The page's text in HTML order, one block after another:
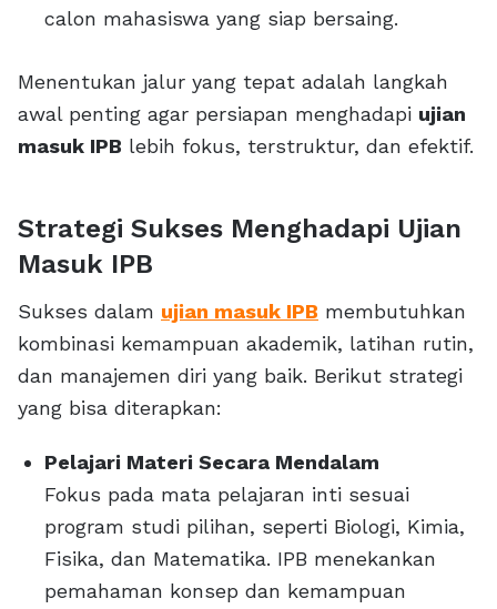
calon mahasiswa yang siap bersaing.
Menentukan jalur yang tepat adalah langkah
awal penting agar persiapan menghadapi ujian
masuk IPB lebih fokus, terstruktur, dan efektif.
Strategi Sukses Menghadapi Ujian
Masuk IPB
Sukses dalam ujian masuk IPB membutuhkan
kombinasi kemampuan akademik, latihan rutin,
dan manajemen diri yang baik. Berikut strategi
yang bisa diterapkan:
Pelajari Materi Secara Mendalam
Fokus pada mata pelajaran inti sesuai
program studi pilihan, seperti Biologi, Kimia,
Fisika, dan Matematika. IPB menekankan
pemahaman konsep dan kemampuan